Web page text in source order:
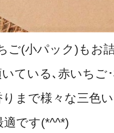
ご(小パック)もお
ている､赤いちご
りまで様々な三色
です(*^^*)